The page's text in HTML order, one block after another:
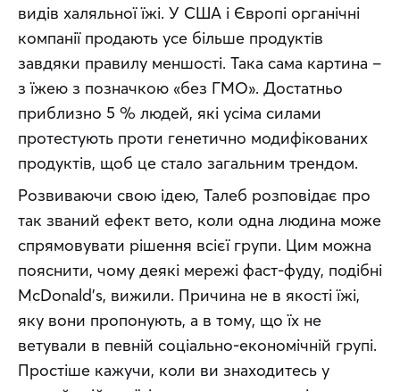
видів халяльної їжі. У США і Європі органічні
компанії продають усе більше продуктів
завдяки правилу меншості. Така сама картина –
з їжею з позначкою «без ГМО». Достатньо
приблизно 5 % людей, які усіма силами
протестують проти генетично модифікованих
продуктів, щоб це стало загальним трендом.
Розвиваючи свою ідею, Талеб розповідає про
так званий ефект вето, коли одна людина може
спрямовувати рішення всієї групи. Цим можна
пояснити, чому деякі мережі фаст-фуду, подібні
McDonald’s, вижили. Причина не в якості їжі,
яку вони пропонують, а в тому, що їх не
ветували в певній соціально-економічній групі.
Простіше кажучи, коли ви знаходитесь у